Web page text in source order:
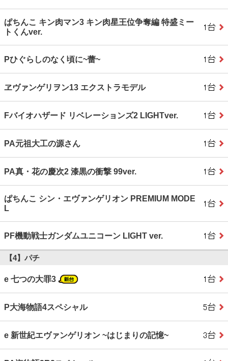
ぱちんこ キン肉マン3 キン肉星王位争奪編 特盛ミー
トくんver.
Pひぐらしのなく頃に~蕾~
ヱヴァンゲリヲン13 エクストラモデル
Fバイオハザード リベレーションズ2 LIGHTver.
PA元祖大工の源さん
PA真・花の慶次2 漆黒の衝撃 99ver.
ぱちんこ シン・エヴァンゲリオン PREMIUM MODE
L
PF機動戦士ガンダムユニコーン LIGHT ver.
【4】パチ
e 七つの大罪3
P大海物語4スペシャル
e 新世紀エヴァンゲリオン ~はじまりの記憶~